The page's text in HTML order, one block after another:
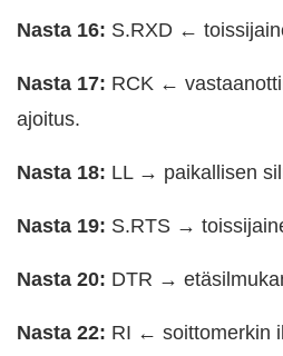
Nasta 16: S.RXD ←
Nasta 17: RCK ←
ajoitus.
Nasta 18: LL → paikallisen
Nasta 19: S.RTS →
Nasta 20: DTR →
Nasta 22: RI ← soittomerkin